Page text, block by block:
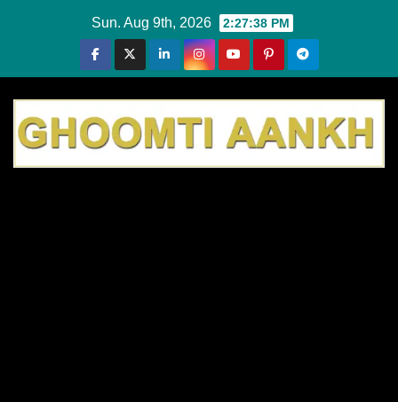
Sun. Aug 9th, 2026 2:27:39 PM